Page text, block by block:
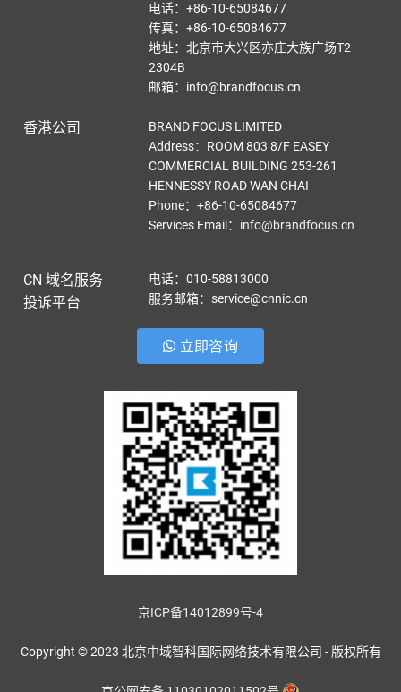
电话：+86-10-65084677
传真：+86-10-65084677
地址：北京市大兴区亦庄大族广场T2-
2304B
邮箱：info@brandfocus.cn
香港公司
BRAND FOCUS LIMITED
Address：ROOM 803 8/F EASEY
COMMERCIAL BUILDING 253-261
HENNESSY ROAD WAN CHAI
Phone：+86-10-65084677
Services Email ： info@brandfocus.cn
CN 域名服务
投诉平台
电话：010-58813000
服务邮箱：service@cnnic.cn
立即咨询
京ICP备14012899号-4
Copyright © 2023 北京中域智科国际网络技术有限公司 - 版权所有